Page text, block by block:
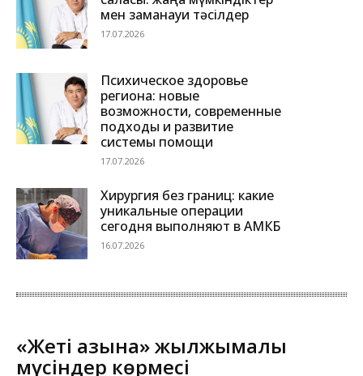
мен заманауи тәсілдер
17.07.2026
Психическое здоровье
региона: новые
возможности, современные
подходы и развитие
системы помощи
17.07.2026
Хирургия без границ: какие
уникальные операции
сегодня выполняют в АМКБ
16.07.2026